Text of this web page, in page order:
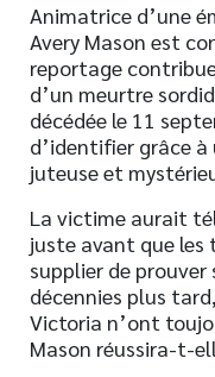
Animatrice d’une
Avery Mason est
reportage
d’un meurtre
décédée le 11
d’identifier grâce
juteuse et
La victime aurait
juste avant que les
supplier de prouver
décennies plus
Victoria n’ont
Mason réussira-t-